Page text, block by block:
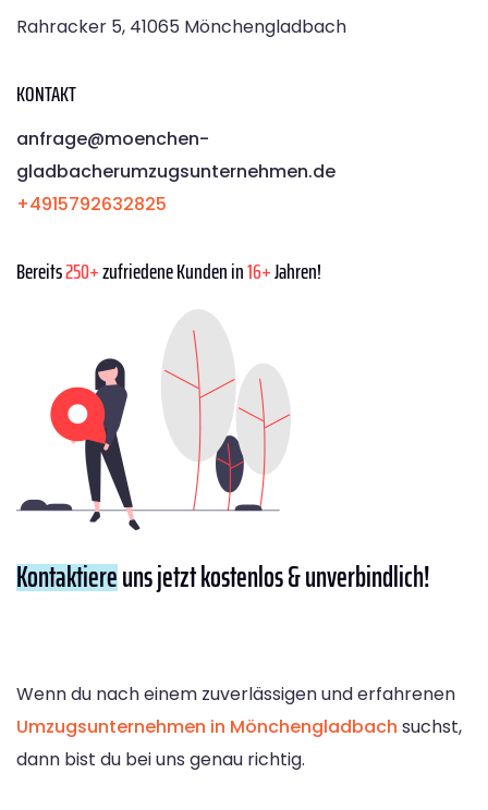
Rahracker 5, 41065 Mönchengladbach
KONTAKT
anfrage@moenchen­
gladbacherumzugsunternehmen.de
+4915792632825
Bereits250+zufriedene Kunden in16+Jahren!
Kontaktiereuns jetzt kostenlos & unverbindlich!
Wenn du nach einem zuverlässigen und erfahrenen
Umzugsunternehmen in Mönchengladbach suchst,
dann bist du bei uns genau richtig.